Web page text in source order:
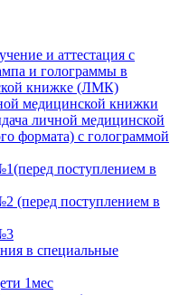
и аттестация с
и голограммы в
книжке (ЛМК)
медицинской книжки
личной медицинской
формата) с голограммой
поступлением в
(перед поступлением в
в специальные
1мес